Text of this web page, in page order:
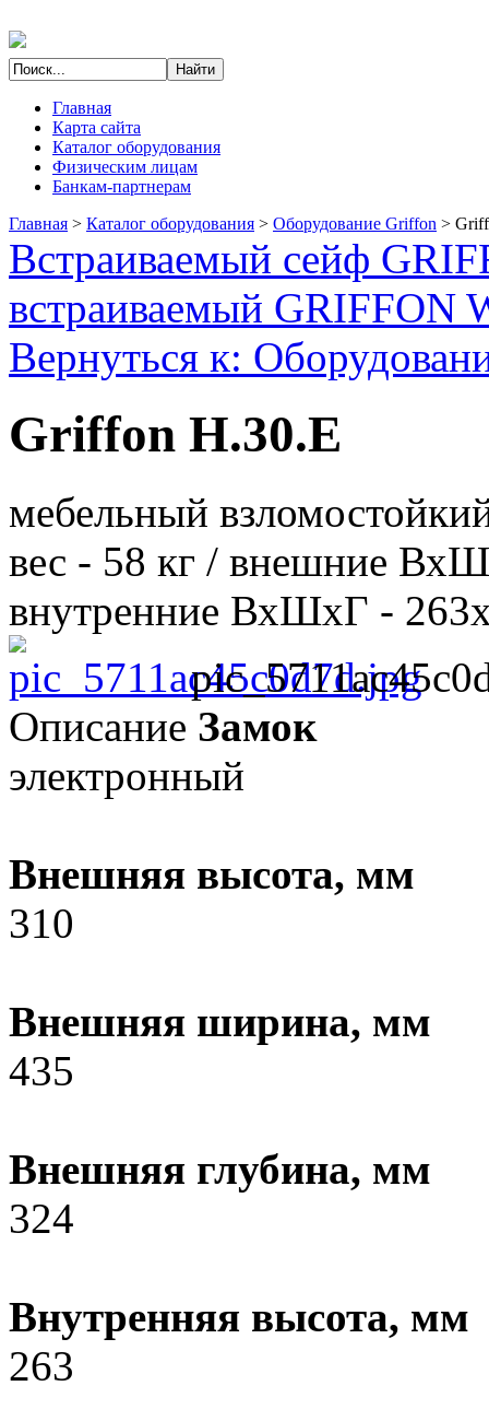
Главная
Карта сайта
Каталог оборудования
Физическим лицам
Банкам-партнерам
Главная > Каталог оборудования > Оборудование Griffon >
Встраиваемый сейф
встраиваемый GRIFFON
Вернуться к:
Griffon H.30.E
мебельный
вес - 58 кг / внешние
внутренние ВхШхГ -
Описание Замок
электронный
Внешняя высота, мм
310
Внешняя ширина, мм
435
Внешняя глубина, мм
324
Внутренняя высота, мм
263